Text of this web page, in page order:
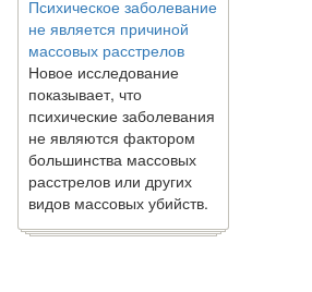
Психическое заболевание
не является причиной
массовых расстрелов
Новое исследование
показывает, что
психические заболевания
не являются фактором
большинства массовых
расстрелов или других
видов массовых убийств.